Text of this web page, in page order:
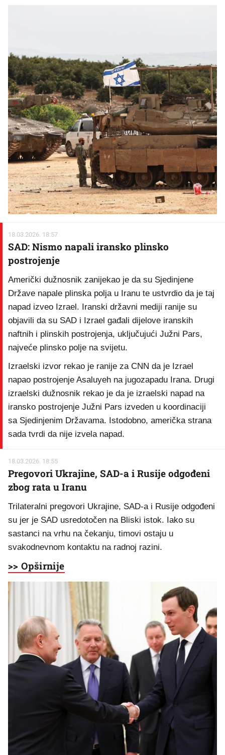
18.03.2026. 18:57
SAD: Nismo napali iransko plinsko
postrojenje
Američki dužnosnik zanijekao je da su Sjedinjene
Države napale plinska polja u Iranu te ustvrdio da je taj
napad izveo Izrael. Iranski državni mediji ranije su
objavili da su SAD i Izrael gađali dijelove iranskih
naftnih i plinskih postrojenja, uključujući Južni Pars,
najveće plinsko polje na svijetu.
Izraelski izvor rekao je ranije za CNN da je Izrael
napao postrojenje Asaluyeh na jugozapadu Irana. Drugi
izraelski dužnosnik rekao je da je izraelski napad na
iransko postrojenje Južni Pars izveden u koordinaciji
sa Sjedinjenim Državama. Istodobno, američka strana
sada tvrdi da nije izvela napad.
18.03.2026. 18:55
Pregovori Ukrajine, SAD-a i Rusije odgođeni
zbog rata u Iranu
Trilateralni pregovori Ukrajine, SAD-a i Rusije odgođeni
su jer je SAD usredotočen na Bliski istok. Iako su
sastanci na vrhu na čekanju, timovi ostaju u
svakodnevnom kontaktu na radnoj razini.
>> Opširnije